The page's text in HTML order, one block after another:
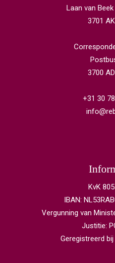
Laan van
3701
3700
+31 30
KvK
IBAN:
Vergunning van
Justitie:
Geregistreerd